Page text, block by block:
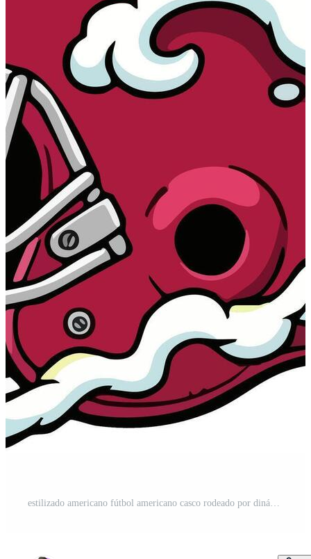
estilizado americano fútbol americano casco rodeado por dinámica olas Vector Pro